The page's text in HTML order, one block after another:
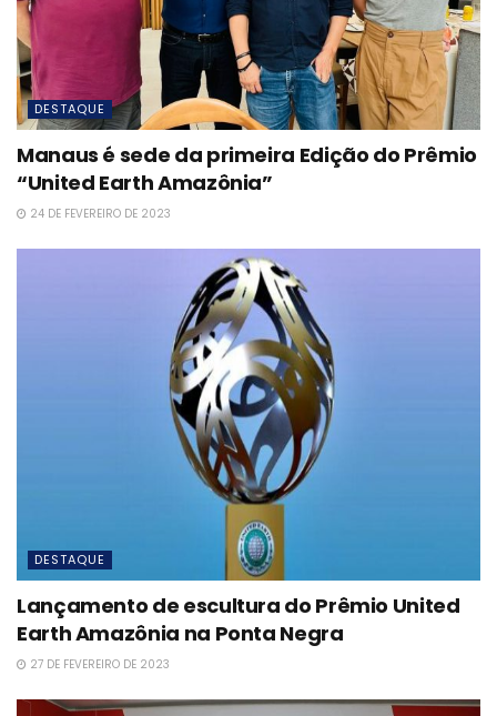
DESTAQUE
Manaus é sede da primeira Edição do Prêmio
“United Earth Amazônia”
24 DE FEVEREIRO DE 2023
DESTAQUE
Lançamento de escultura do Prêmio United
Earth Amazônia na Ponta Negra
27 DE FEVEREIRO DE 2023